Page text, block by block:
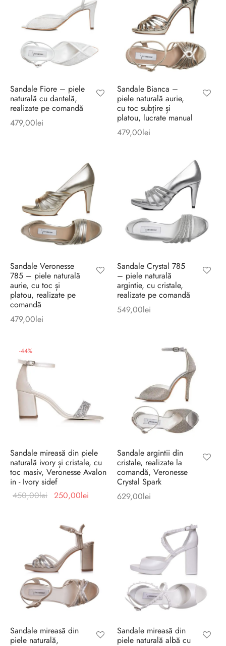
Sandale Fiore – piele
naturală cu dantelă,
realizate pe comandă
479,00lei
Sandale Bianca –
piele naturală aurie,
cu toc subțire și
platou, lucrate manual
479,00lei
Sandale Veronesse
785 – piele naturală
aurie, cu toc și
platou, realizate pe
comandă
479,00lei
Sandale Crystal 785
– piele naturală
argintie, cu cristale,
realizate pe comandă
549,00lei
-44%
Sandale mireasă din piele
naturală ivory și cristale, cu
toc masiv, Veronesse Avalon
in - Ivory sidef
450,00lei Prețul
450,00lei.
250,00lei
Sandale argintii din
cristale, realizate la
comandă, Veronesse
Crystal Spark
629,00lei
Sandale mireasă din
piele naturală,
Sandale mireasă din
piele naturală albă cu